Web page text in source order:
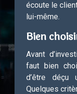
écoute le
lui-même.
Bien
Avant
faut bien
d’être déçu
Quelques